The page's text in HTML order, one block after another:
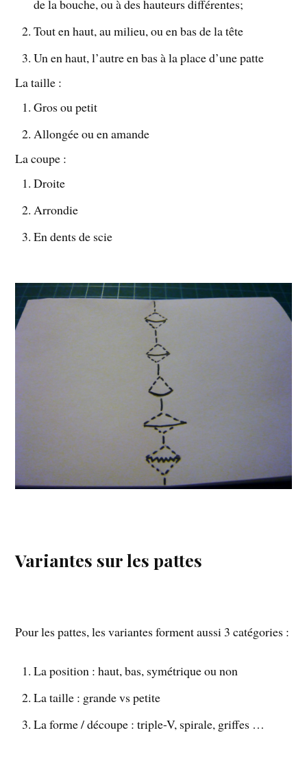
de la bouche, ou à des hauteurs différentes;
Tout en haut, au milieu, ou en bas de la tête
Un en haut, l’autre en bas à la place d’une patte
La taille :
Gros ou petit
Allongée ou en amande
La coupe :
Droite
Arrondie
En dents de scie
Variantes sur les pattes
Pour les pattes, les variantes forment aussi 3 catégories :
La position : haut, bas, symétrique ou non
La taille : grande vs petite
La forme / découpe : triple-V, spirale, griffes …